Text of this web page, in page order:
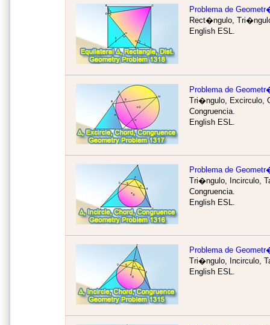
Problema de
Rect�ngulo,
English ESL.
Problema de
Tri�ngulo, Excirculo,
Congruencia.
English ESL.
Problema de
Tri�ngulo, Incirculo,
Congruencia.
English ESL.
Problema de
Tri�ngulo, Incirculo,
English ESL.